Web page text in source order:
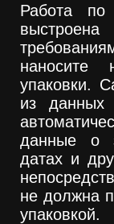
Работа
наносите
упаковки.
из
данные о
датах и
не должна
упаковкой.